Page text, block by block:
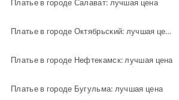
Платье в городе Салават: лучшая цена
Платье в городе Октябрьский: лучшая цена
Платье в городе Нефтекамск: лучшая цена
Платье в городе Бугульма: лучшая цена